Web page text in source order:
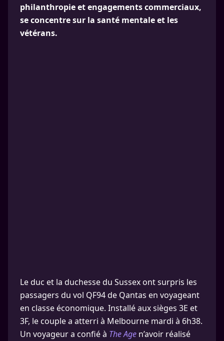
philanthropie et engagements commerciaux,
se concentre sur la santé mentale et les
vétérans.
Le duc et la duchesse du Sussex ont surpris les
passagers du vol QF94 de Qantas en voyageant
en classe économique. Installé aux sièges 3E et
3F, le couple a atterri à Melbourne mardi à 6h38.
Un voyageur a confié à The Age n’avoir réalisé